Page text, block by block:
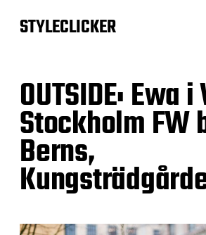
STYLECLICKER
OUTSIDE: Ewa
Stockholm FW
Berns,